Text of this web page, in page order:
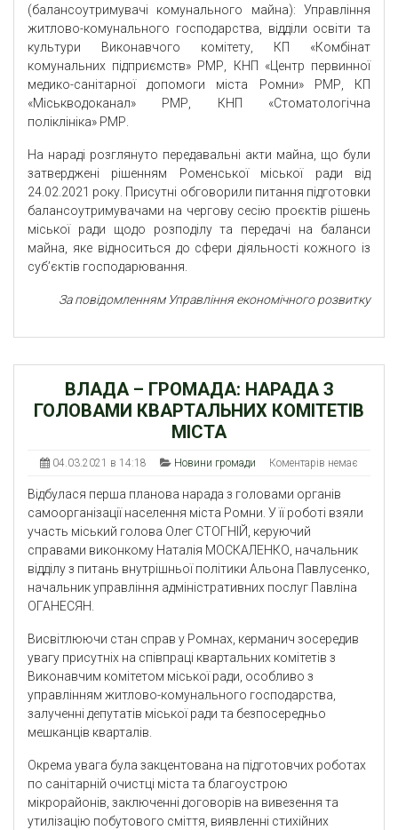
(балансоутримувачі комунального майна): Управління
житлово-комунального господарства, відділи освіти та
культури Виконавчого комітету, КП «Комбінат
комунальних підприємств» РМР, КНП «Центр первинної
медико-санітарної допомоги міста Ромни» РМР, КП
«Міськводоканал» РМР, КНП «Стоматологічна
поліклініка» РМР.
На нараді розглянуто передавальні акти майна, що були
затверджені рішенням Роменської міської ради від
24.02.2021 року. Присутні обговорили питання підготовки
балансоутримувачами на чергову сесію проєктів рішень
міської ради щодо розподілу та передачі на баланси
майна, яке відноситься до сфери діяльності кожного із
суб’єктів господарювання.
За повідомленням Управління економічного розвитку
ВЛАДА – ГРОМАДА: НАРАДА З
ГОЛОВАМИ КВАРТАЛЬНИХ КОМІТЕТІВ
МІСТА
04.03.2021 в 14:18 Новини громади Коментарів немає
Відбулася перша планова нарада з головами органів
самоорганізації населення міста Ромни. У її роботі взяли
участь міський голова Олег СТОГНІЙ, керуючий
справами виконкому Наталія МОСКАЛЕНКО, начальник
відділу з питань внутрішньої політики Альона Павлусенко,
начальник управління адміністративних послуг Павліна
ОГАНЕСЯН.
Висвітлюючи стан справ у Ромнах, керманич зосередив
увагу присутніх на співпраці квартальних комітетів з
Виконавчим комітетом міської ради, особливо з
управлінням житлово-комунального господарства,
залученні депутатів міської ради та безпосередньо
мешканців кварталів.
Окрема увага була закцентована на підготовчих роботах
по санітарній очистці міста та благоустрою
мікрорайонів, заключенні договорів на вивезення та
утилізацію побутового сміття, виявленні стихійних